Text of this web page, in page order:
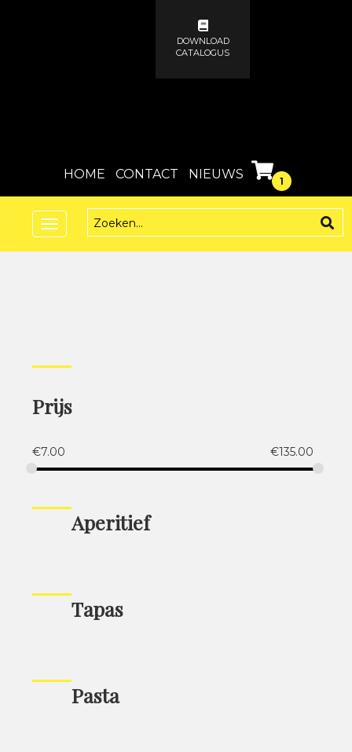
DOWNLOAD
CATALOGUS
HOME CONTACT NIEUWS 1
Toggle
Prijs
€7.00 €135.00
Aperitief
Tapas
Pasta